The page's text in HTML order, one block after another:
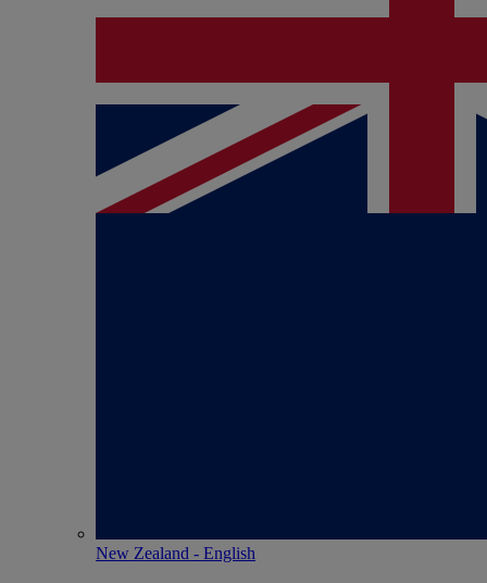
New Zealand - English